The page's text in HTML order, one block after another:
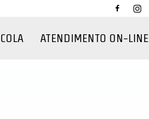
ATENDIMENTO ON-LINE